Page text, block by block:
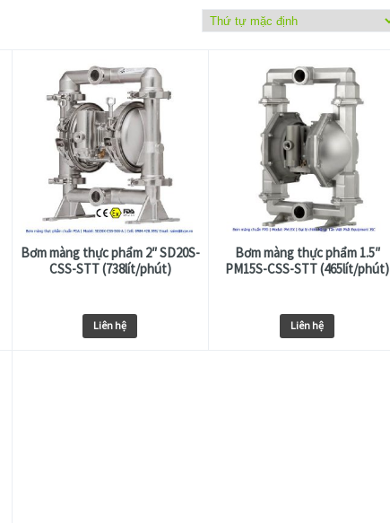
Bơm màng thực phẩm 2″ SD20S-
CSS-STT (738lít/phút)
Liên hệ
Bơm màng thực phẩm 1.5″
PM15S-CSS-STT (465lít/phút)
Liên hệ